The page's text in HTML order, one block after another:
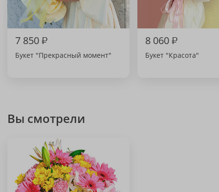
7 850₽
Букет "Прекрасный момент"
8 060₽
Букет "Красота"
Вы смотрели